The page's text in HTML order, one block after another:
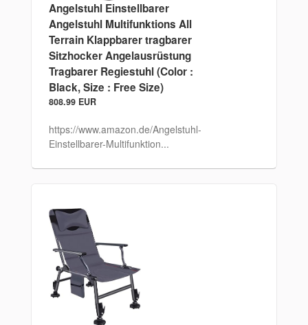
Angelstuhl Einstellbarer
Angelstuhl Multifunktions All
Terrain Klappbarer tragbarer
Sitzhocker Angelausrüstung
Tragbarer Regiestuhl (Color :
Black, Size : Free Size)
808.99 EUR
https://www.amazon.de/Angelstuhl-
Einstellbarer-Multifunktion...